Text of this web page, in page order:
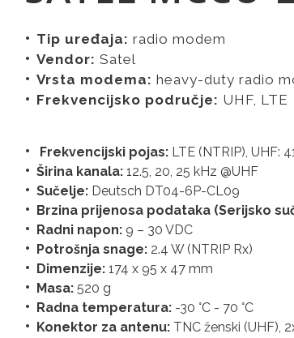
Tip uređaja: radio modem
Vendor: Satel
Vrsta modema: heavy-duty radio
Frekvencijsko područje: UHF, LTE
Frekvencijski pojas: LTE (NTRIP), UHF:
Širina kanala: 12.5, 20, 25 kHz @UHF
Sučelje: Deutsch DT04-6P-CL09
Brzina prijenosa podataka (Serijsko
Radni napon: 9 – 30 VDC
Potrošnja snage: 2.4 W (NTRIP Rx)
Dimenzije: 174 x 95 x 47 mm
Masa: 520 g
Radna temperatura: -30 °C - 70 °C
Konektor za antenu: TNC ženski (UHF),